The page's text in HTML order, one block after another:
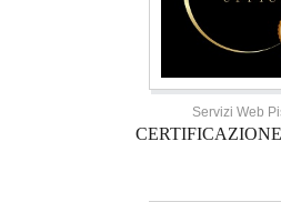
Servizi Web